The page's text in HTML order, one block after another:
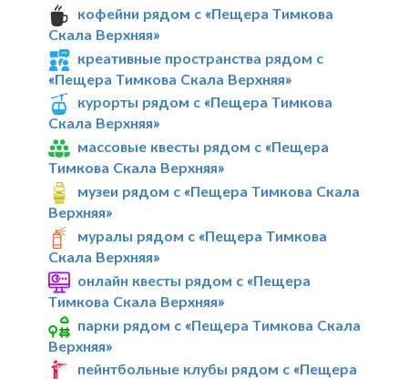
кофейни рядом с «Пещера Тимкова
Скала Верхняя»
креативные пространства рядом с
«Пещера Тимкова Скала Верхняя»
курорты рядом с «Пещера Тимкова
Скала Верхняя»
массовые квесты рядом с «Пещера
Тимкова Скала Верхняя»
музеи рядом с «Пещера Тимкова Скала
Верхняя»
муралы рядом с «Пещера Тимкова
Скала Верхняя»
онлайн квесты рядом с «Пещера
Тимкова Скала Верхняя»
парки рядом с «Пещера Тимкова Скала
Верхняя»
пейнтбольные клубы рядом с «Пещера